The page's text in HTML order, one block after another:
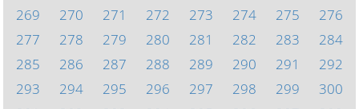
269
270 271 272 273 274 275
276
277
278 279 280 281 282 283
284
285
286 287 288 289 290 291
292
293
294 295 296 297 298 299
300